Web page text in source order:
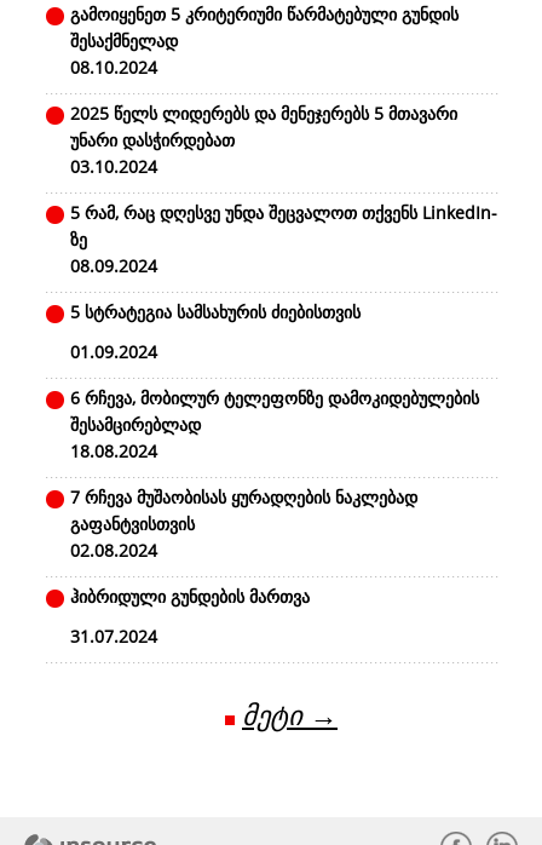
გამოიყენეთ 5 კრიტერიუმი წარმატებული გუნდის
შესაქმნელად
08.10.2024
2025 წელს ლიდერებს და მენეჯერებს 5 მთავარი
უნარი დასჭირდებათ
03.10.2024
5 რამ, რაც დღესვე უნდა შეცვალოთ თქვენს LinkedIn-
ზე
08.09.2024
5 სტრატეგია სამსახურის ძიებისთვის
01.09.2024
6 რჩევა, მობილურ ტელეფონზე დამოკიდებულების
შესამცირებლად
18.08.2024
7 რჩევა მუშაობისას ყურადღების ნაკლებად
გაფანტვისთვის
02.08.2024
ჰიბრიდული გუნდების მართვა
31.07.2024
მეტი →